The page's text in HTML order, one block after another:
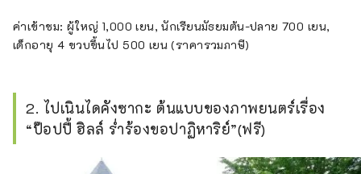
ค่าเข้าชม: ผู้ใหญ่ 1,000 เยน, นักเรียนมัธยมต้น-ปลาย 700 เยน,
เด็กอายุ 4 ขวบขึ้นไป 500 เยน (ราคารวมภาษี)
2. ไปเนินไดคังซากะ ต้นแบบของภาพยนตร์เรื่อง
“ป๊อปปี้ ฮิลล์ ร่ำร้องขอปาฏิหาริย์”(ฟรี)